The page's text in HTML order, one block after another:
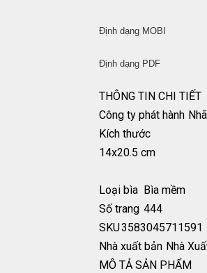
Định dạng
Định dạng
THÔNG TIN CHI TIẾT
Công ty phát hành
Kích thước
14x20.5 cm
Loại bìa Bìa mềm
Số trang 444
SKU3583045711591
Nhà xuất bản Nhà
MÔ TẢ SẢN PHẨM